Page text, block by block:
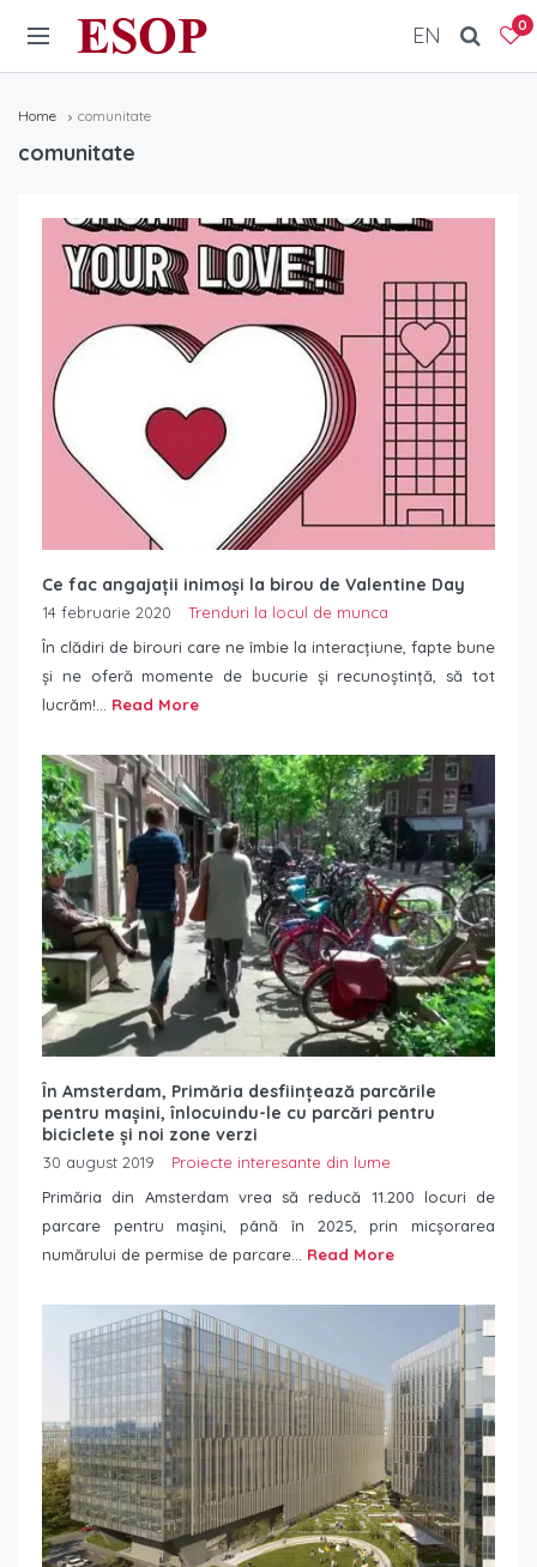
ESOP 0
EN
Home comunitate
comunitate
Ce fac angajații inimoși la birou de Valentine Day
14 februarie 2020
Trenduri la locul de munca
În clădiri de birouri care ne îmbie la interacțiune, fapte bune
și ne oferă momente de bucurie și recunoștință, să tot
lucrăm!... Read More
În Amsterdam, Primăria desființează parcările
pentru mașini, înlocuindu-le cu parcări pentru
biciclete și noi zone verzi
30 august 2019
Proiecte interesante din lume
Primăria din Amsterdam vrea să reducă 11.200 locuri de
parcare pentru mașini, până în 2025, prin micșorarea
numărului de permise de parcare... Read More